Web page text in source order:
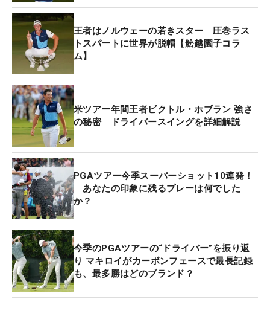
王者はノルウェーの若きスター 圧巻ラス
トスパートに世界が脱帽【舩越園子コラ
ム】
米ツアー年間王者ビクトル・ホブラン 強さ
の秘密 ドライバースイングを詳細解説
PGAツアー今季スーパーショット10連発！
あなたの印象に残るプレーは何でした
か？
今季のPGAツアーの“ドライバー”を振り返
り マキロイがカーボンフェースで最長記録
も、最多勝はどのブランド？